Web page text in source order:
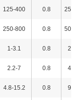
125-400 0.8 2500
250-800 0.8 5000
1-3.1 0.8 20
2.2-7 0.8 44
4.8-15.2 0.8 95